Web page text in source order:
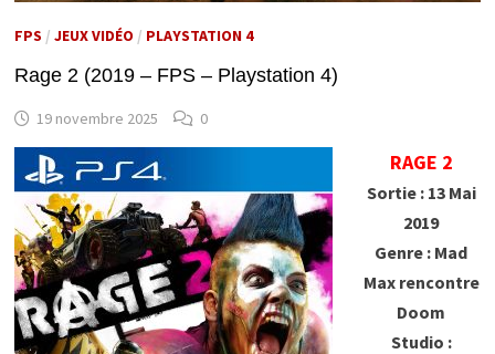
FPS / JEUX VIDÉO / PLAYSTATION 4
Rage 2 (2019 – FPS – Playstation 4)
19 novembre 2025 0
RAGE 2
Sortie : 13 Mai
2019
Genre : Mad
Max rencontre
Doom
Studio :